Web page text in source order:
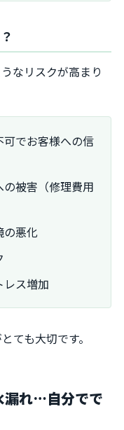
なリスクが高まり
でお客様への信
被害（修理費用
の悪化
レス増加
ても大切です。
漏れ…自分でで